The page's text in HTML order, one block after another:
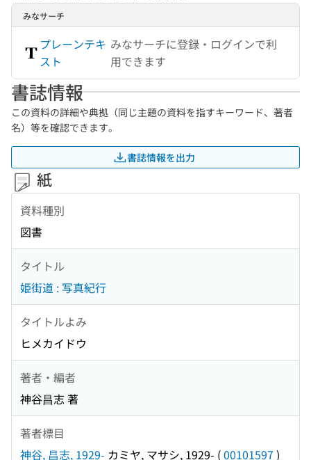
みなサーチ
プレーンテキ
スト
みなサーチに登録・ログインで利
用できます
書誌情報
この資料の詳細や典拠（同じ主題の資料を指すキーワード、著者
名）等を確認できます。
書誌情報を出力
紙
資料種別
図書
タイトル
姫街道 : 写真紀行
タイトルよみ
ヒメカイドウ
著者・編者
神谷昌志 著
著者標目
神谷, 昌志, 1929- カミヤ, マサシ, 1929- (00101597 )